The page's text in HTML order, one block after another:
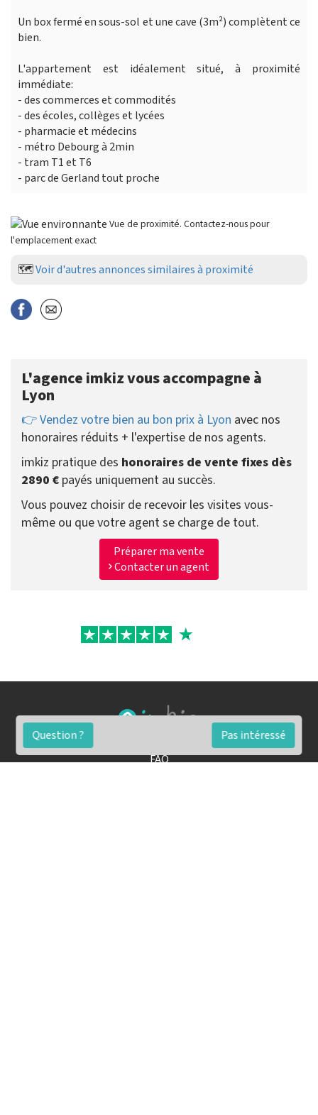
Un box fermé en sous-sol et une cave (3m²) complètent ce
bien.
L'appartement est idéalement situé, à proximité
immédiate:
- des commerces et commodités
- des écoles, collèges et lycées
- pharmacie et médecins
- métro Debourg à 2min
- tram T1 et T6
- parc de Gerland tout proche
Vue de proximité. Contactez-nous pour
l'emplacement exact
🗺️Voir d'autres annonces similaires à proximité
Question ? Pas intéressé
L'agence imkiz vous accompagne à
Lyon
👉 Vendez votre bien au bon prix à Lyon avec nos
honoraires réduits + l'expertise de nos agents.
imkiz pratique des honoraires de vente fixes dès
2890 € payés uniquement au succès.
Vous pouvez choisir de recevoir les visites vous-
même ou que votre agent se charge de tout.
Préparer ma vente
Contacter un agent
FAQ